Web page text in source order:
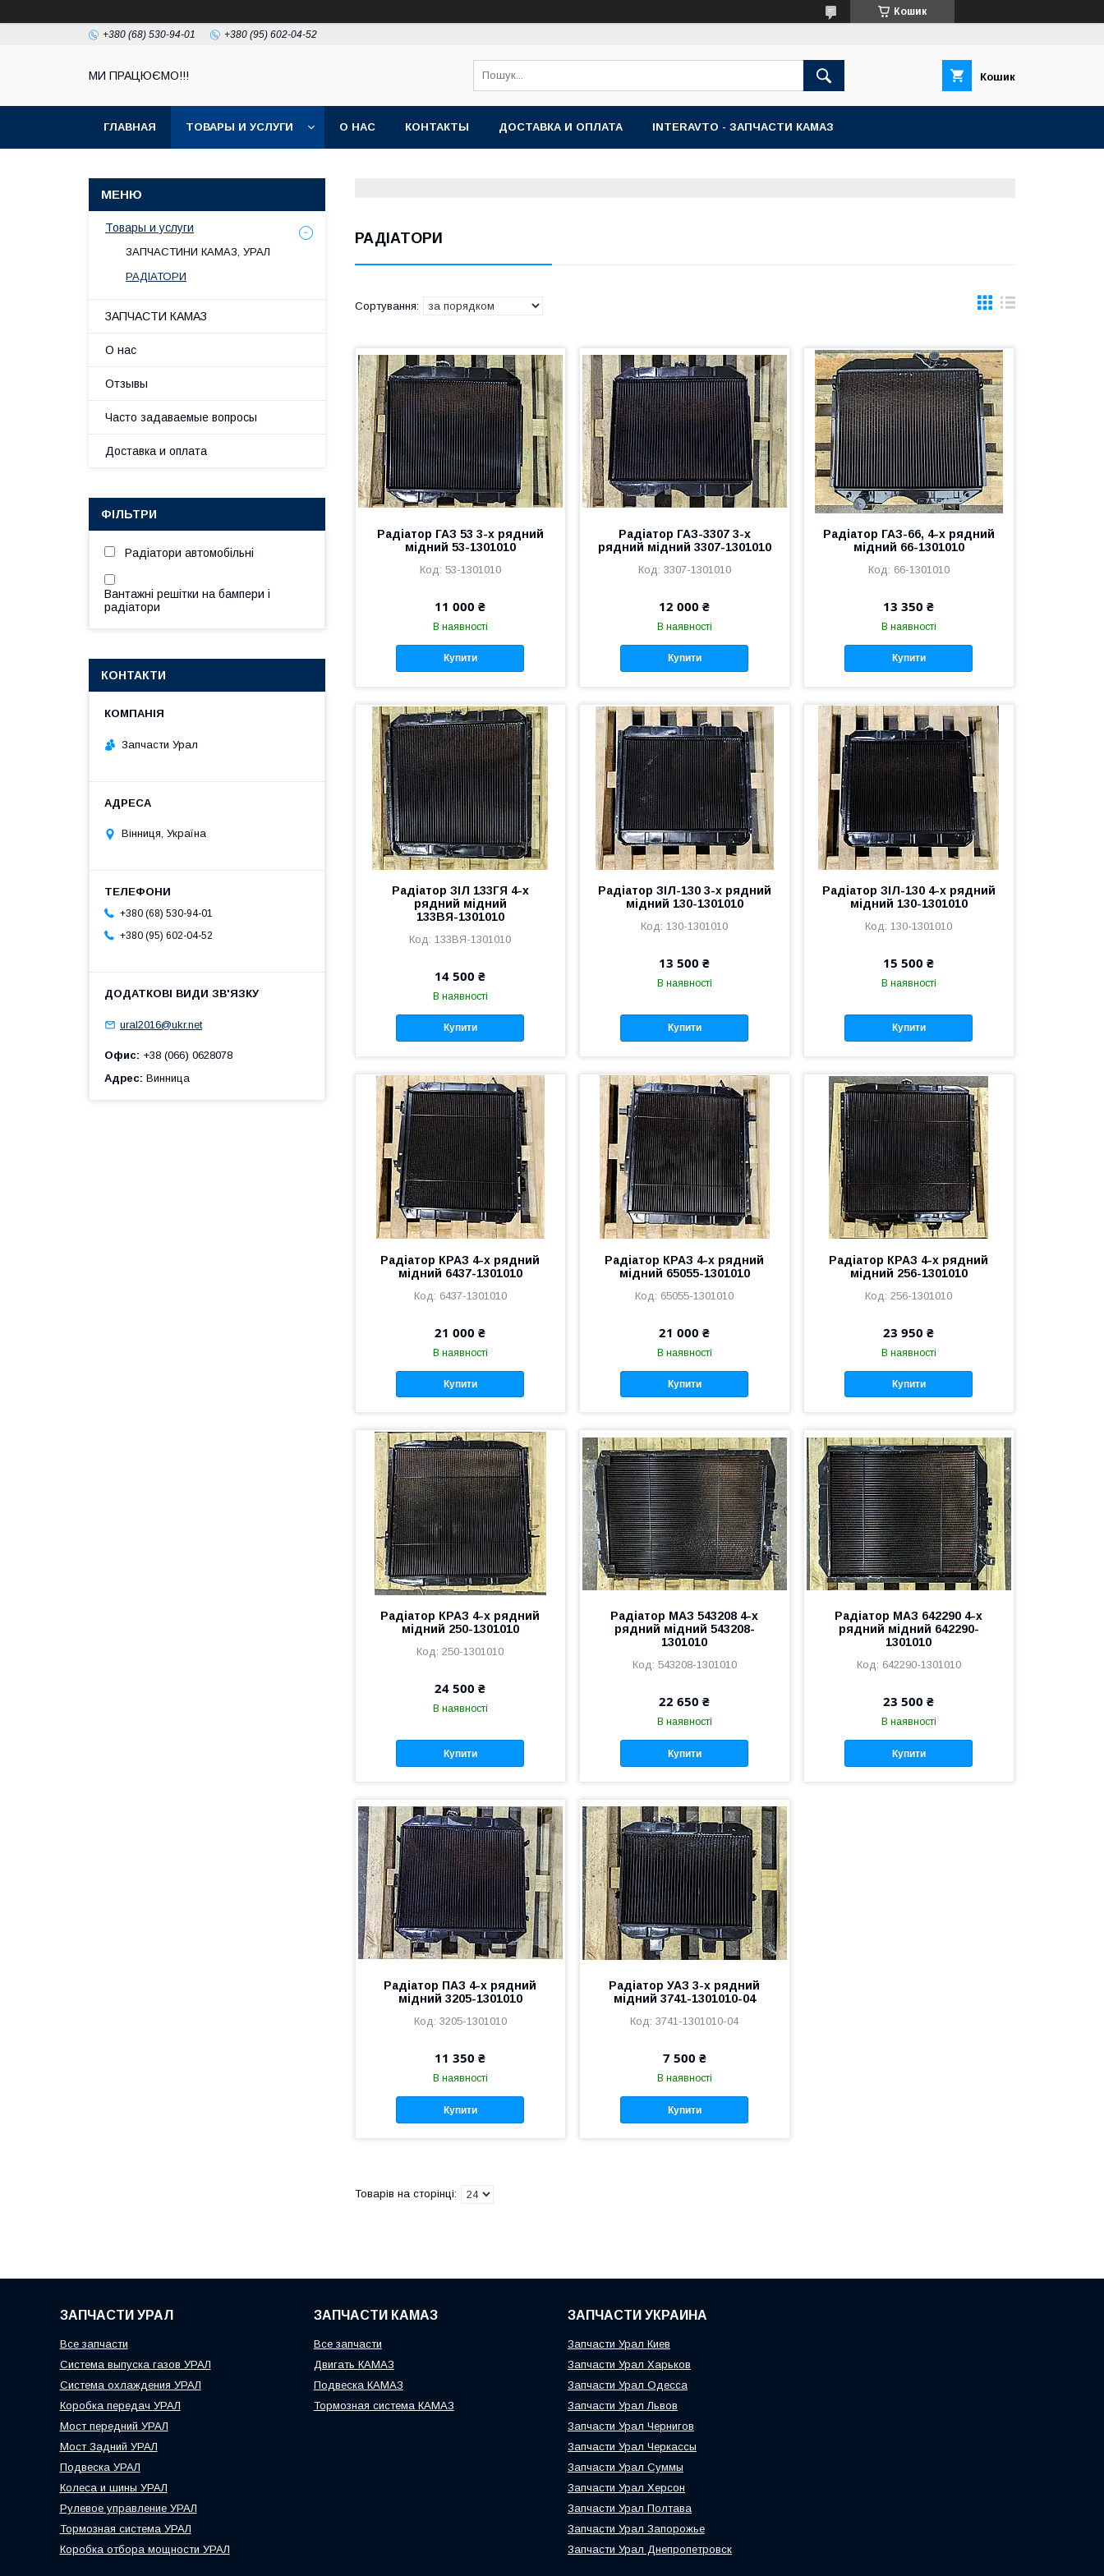
Кошик
+380 (68) 530-94-01 +380 (95) 602-04-52
МИ ПРАЦЮЄМО!!! Кошик
ГЛАВНАЯ ТОВАРЫ И УСЛУГИ О НАС КОНТАКТЫ ДОСТАВКА И ОПЛАТА INTERAVTO - ЗАПЧАСТИ КАМАЗ
РАДІАТОРИ
Радіатор ГАЗ 53 3-х рядний
мідний 53-1301010
53-1301010
11 000 ₴
В наявності
Купити
Радіатор ГАЗ-3307 3-х
рядний мідний 3307-1301010
3307-1301010
12 000 ₴
В наявності
Купити
Радіатор ГАЗ-66, 4-х рядний
мідний 66-1301010
66-1301010
13 350 ₴
В наявності
Купити
Радіатор ЗІЛ 133ГЯ 4-х
рядний мідний
133ВЯ-1301010
133ВЯ-1301010
14 500 ₴
В наявності
Купити
Радіатор ЗІЛ-130 3-х рядний
мідний 130-1301010
130-1301010
13 500 ₴
В наявності
Купити
Радіатор ЗІЛ-130 4-х рядний
мідний 130-1301010
130-1301010
15 500 ₴
В наявності
Купити
Радіатор КРАЗ 4-х рядний
мідний 6437-1301010
6437-1301010
21 000 ₴
В наявності
Купити
Радіатор КРАЗ 4-х рядний
мідний 65055-1301010
65055-1301010
21 000 ₴
В наявності
Купити
Радіатор КРАЗ 4-х рядний
мідний 256-1301010
256-1301010
23 950 ₴
В наявності
Купити
Радіатор КРАЗ 4-х рядний
мідний 250-1301010
250-1301010
24 500 ₴
В наявності
Купити
Радіатор МАЗ 543208 4-х
рядний мідний 543208-
1301010
543208-1301010
22 650 ₴
В наявності
Купити
Радіатор МАЗ 642290 4-х
рядний мідний 642290-
1301010
642290-1301010
23 500 ₴
В наявності
Купити
Радіатор ПАЗ 4-х рядний
мідний 3205-1301010
3205-1301010
11 350 ₴
В наявності
Купити
Радіатор УАЗ 3-х рядний
мідний 3741-1301010-04
3741-1301010-04
7 500 ₴
В наявності
Купити
Товары и услуги
ЗАПЧАСТИНИ КАМАЗ, УРАЛ
РАДІАТОРИ
ЗАПЧАСТИ КАМАЗ
О нас
Отзывы
Часто задаваемые вопросы
Доставка и оплата
ФІЛЬТРИ
Радіатори автомобільні
Вантажні решітки на бампери і
радіатори
КОНТАКТИ
Запчасти Урал
Вінниця, Україна
+380 (68) 530-94-01
+380 (95) 602-04-52
ural2016@ukr.net
Офис +38 (066) 0628078
Адрес Винница
ЗАПЧАСТИ УРАЛ
Все запчасти
Система выпуска газов УРАЛ
Система охлаждения УРАЛ
Коробка передач УРАЛ
Мост передний УРАЛ
Мост Задний УРАЛ
Подвеска УРАЛ
Колеса и шины УРАЛ
Рулевое управление УРАЛ
Тормозная система УРАЛ
Коробка отбора мощности УРАЛ
ЗАПЧАСТИ КАМАЗ
Все запчасти
Двигать КАМАЗ
Подвеска КАМАЗ
Тормозная система КАМАЗ
ЗАПЧАСТИ УКРАИНА
Запчасти Урал Киев
Запчасти Урал Харьков
Запчасти Урал Одесса
Запчасти Урал Львов
Запчасти Урал Чернигов
Запчасти Урал Черкассы
Запчасти Урал Суммы
Запчасти Урал Херсон
Запчасти Урал Полтава
Запчасти Урал Запорожье
Запчасти Урал Днепропетровск